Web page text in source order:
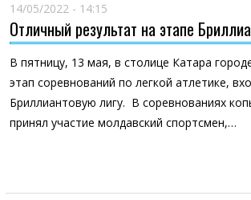
14/05/2022 - 14:15
Отличный результат на этапе
В пятницу, 13 мая, в столице Катара
этап соревнований по легкой атлетике,
Бриллиантовую лигу. В соревнованиях
принял участие молдавский спортсмен,…